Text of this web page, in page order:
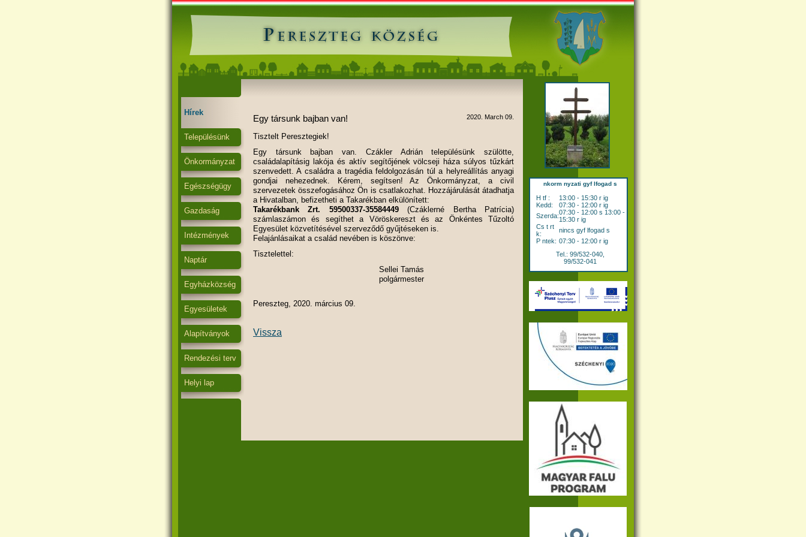
Hírek
Településünk
Önkormányzat
Egészségügy
Gazdaság
Intézmények
Naptár
Egyházközség
Egyesületek
Alapítványok
Rendezési terv
Helyi lap
2020. March 09.
Egy társunk bajban van!
Tisztelt Peresztegiek!
Egy társunk bajban van. Czákler Adrián településünk szülötte,
családalapításig lakójaés aktív segítőjének völcseji háza súlyos tűzkárt
szenvedett. A családra a tragédiafeldolgozásán túl a helyreállítás anyagi
gondjai nehezednek. Kérem, segítsen! Az Önkormányzat, a civil
szervezetek összefogásához Ön is csatlakozhat. Hozzájárulását átadhatja
a Hivatalban, befizetheti a Takarékban elkülönített:
Takarékbank Zrt. 59500337-35584449(Czáklerné Bertha Patrícia)
számlaszámon és segíthet a Vöröskereszt és az Önkéntes Tűzoltó
Egyesület közvetítésével szerveződő gyűjtéseken is.
Felajánlásaikat a család nevében is köszönve:
Tisztelettel:
Sellei Tamás
polgármester
Pereszteg, 2020. március 09.
Vissza
nkorm nyzati gyf lfogad s
H tf :
13:00 - 15:30 r ig
Kedd:
07:30 - 12:00 r ig
Szerda:07:30 - 12:00 s 13:00 -
15:30 r ig
Cs t rt
k:
nincs gyf lfogad s
P ntek: 07:30 - 12:00 r ig
Tel.: 99/532-040,
99/532-041